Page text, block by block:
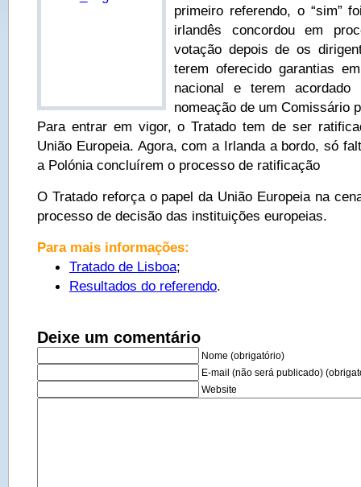
primeiro referendo, o “sim”
irlandês concordou em
votação depois de os
terem oferecido garantias
nacional e terem
nomeação de um Comissário
Para entrar em vigor, o Tratado tem de ser
União Europeia. Agora, com a Irlanda a bordo, só
a Polónia concluírem o processo de ratificação
O Tratado reforça o papel da União Europeia na
processo de decisão das instituições europeias.
Para mais informações:
Tratado de Lisboa;
Resultados do referendo.
Deixe um comentário
Nome (obrigatório)
E-mail (não será publicado)
Website